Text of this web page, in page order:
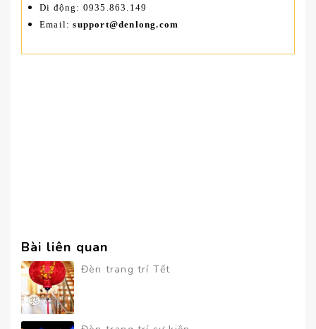
Di động: 0935.863.149
Email:support@denlong.com
Bài liên quan
Đèn trang trí Tết